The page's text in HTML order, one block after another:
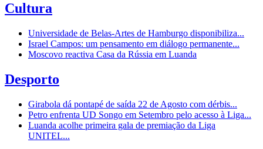
Cultura
Universidade de Belas-Artes de Hamburgo disponibiliza...
Israel Campos: um pensamento em diálogo permanente...
Moscovo reactiva Casa da Rússia em Luanda
Desporto
Girabola dá pontapé de saída 22 de Agosto com dérbis...
Petro enfrenta UD Songo em Setembro pelo acesso à Liga...
Luanda acolhe primeira gala de premiação da Liga
UNITEL...